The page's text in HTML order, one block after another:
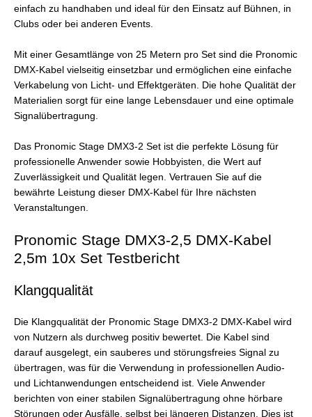
einfach zu handhaben und ideal für den Einsatz auf Bühnen, in
Clubs oder bei anderen Events.
Mit einer Gesamtlänge von 25 Metern pro Set sind die Pronomic
DMX-Kabel vielseitig einsetzbar und ermöglichen eine einfache
Verkabelung von Licht- und Effektgeräten. Die hohe Qualität der
Materialien sorgt für eine lange Lebensdauer und eine optimale
Signalübertragung.
Das Pronomic Stage DMX3-2 Set ist die perfekte Lösung für
professionelle Anwender sowie Hobbyisten, die Wert auf
Zuverlässigkeit und Qualität legen. Vertrauen Sie auf die
bewährte Leistung dieser DMX-Kabel für Ihre nächsten
Veranstaltungen.
Pronomic Stage DMX3-2,5 DMX-Kabel
2,5m 10x Set Testbericht
Klangqualität
Die Klangqualität der Pronomic Stage DMX3-2 DMX-Kabel wird
von Nutzern als durchweg positiv bewertet. Die Kabel sind
darauf ausgelegt, ein sauberes und störungsfreies Signal zu
übertragen, was für die Verwendung in professionellen Audio-
und Lichtanwendungen entscheidend ist. Viele Anwender
berichten von einer stabilen Signalübertragung ohne hörbare
Störungen oder Ausfälle, selbst bei längeren Distanzen. Dies ist